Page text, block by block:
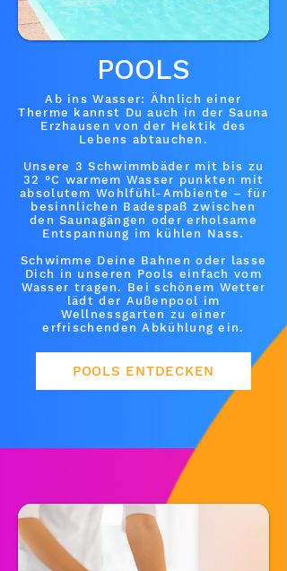
POOLS
Ab ins Wasser: Ähnlich einer
Therme kannst Du auch in der Sauna
Erzhausen von der Hektik des
Lebens abtauchen.
Unsere 3 Schwimmbäder mit bis zu
32 °C warmem Wasser punkten mit
absolutem Wohlfühl-Ambiente – für
besinnlichen Badespaß zwischen
den Saunagängen oder erholsame
Entspannung im kühlen Nass.
Schwimme Deine Bahnen oder lasse
Dich in unseren Pools einfach vom
Wasser tragen. Bei schönem Wetter
lädt der Außenpool im
Wellnessgarten zu einer
erfrischenden Abkühlung ein.
POOLS ENTDECKEN